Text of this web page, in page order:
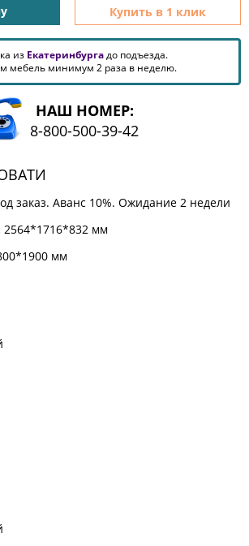
Купить в 1 клик
из Екатеринбургадо подъезда.
мебель минимум 2 раза в неделю.
НАШ НОМЕР:
8-800-500-39-42
заказ. Аванс 10%. Ожидание 2 недели
2564*1716*832 мм
мм